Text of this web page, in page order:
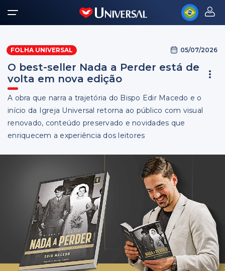
FOLHA UNIVERSAL 05/07/2026
O best-seller Nada a Perder está de
volta em nova edição
A obra que narra a trajetória do Bispo Edir Macedo e o
início da Igreja Universal retorna ao público com visual
renovado, conteúdo preservado e novidades que
enriquecem a experiência dos leitores